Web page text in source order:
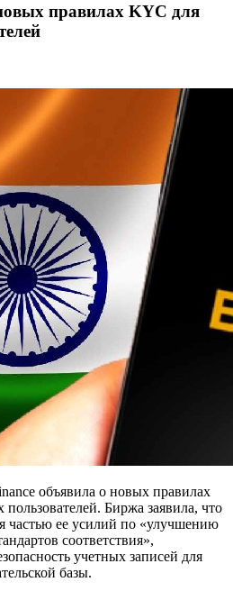
правилах KYC для
объявила о новых правилах
Биржа заявила, что
частью ее усилий по «улучшению
соответствия»,
учетных записей для
базы.